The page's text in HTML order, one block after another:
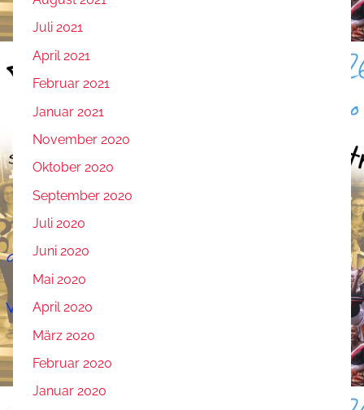
Juli 2021
April 2021
Februar 2021
Januar 2021
November 2020
Oktober 2020
September 2020
Juli 2020
Juni 2020
Mai 2020
April 2020
März 2020
Februar 2020
Januar 2020